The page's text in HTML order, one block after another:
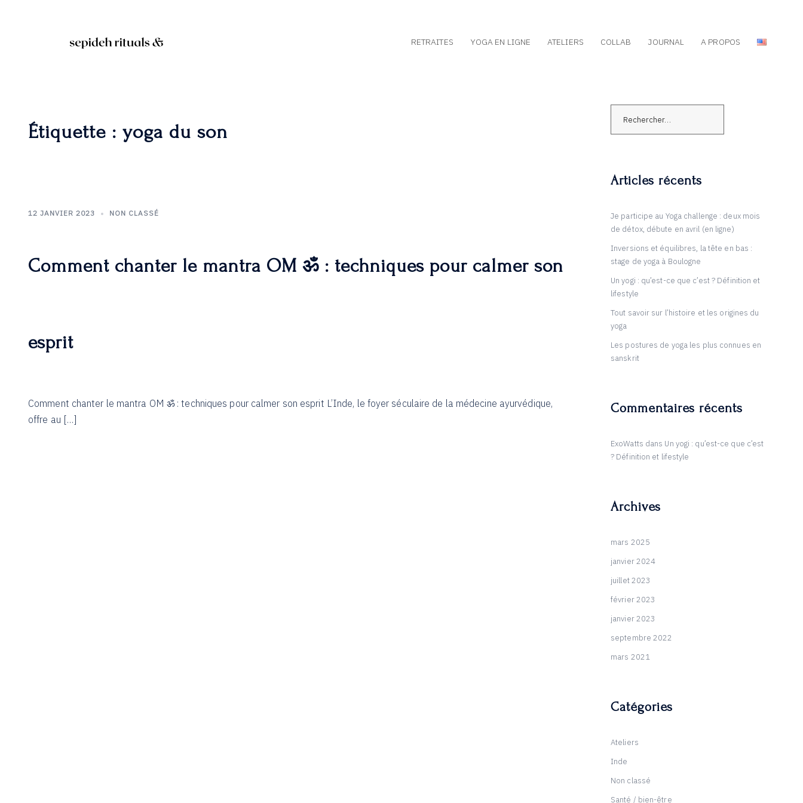
RETRAITES YOGA EN LIGNE ATELIERS COLLAB JOURNAL A PROPOS
Étiquette : yoga du son
12 JANVIER 2023 NON CLASSÉ
Comment chanter le mantra OM ॐ : techniques pour calmer son
esprit
Comment chanter le mantra OM ॐ : techniques pour calmer son esprit L’Inde, le foyer séculaire de la médecine ayurvédique,
offre au […]
Articles récents
Je participe au Yoga challenge : deux mois
de détox, débute en avril (en ligne)
Inversions et équilibres, la tête en bas :
stage de yoga à Boulogne
Un yogi : qu’est-ce que c’est ? Définition et
lifestyle
Tout savoir sur l’histoire et les origines du
yoga
Les postures de yoga les plus connues en
sanskrit
Commentaires récents
ExoWatts dans Un yogi : qu’est-ce que c’est
? Définition et lifestyle
Archives
mars 2025
janvier 2024
juillet 2023
février 2023
janvier 2023
septembre 2022
mars 2021
Catégories
Ateliers
Inde
Non classé
Santé / bien-être